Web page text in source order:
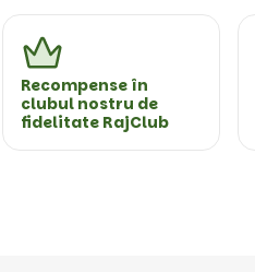
Recompense în
clubul nostru de
fidelitate RajClub